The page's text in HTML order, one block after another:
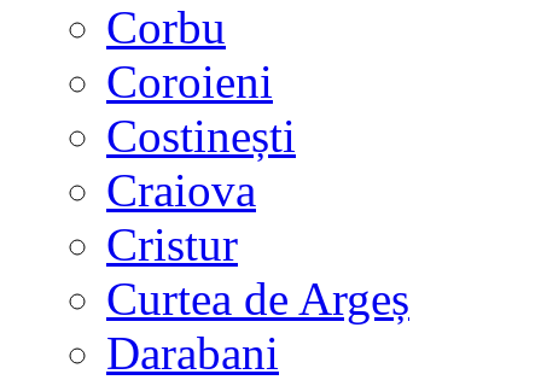
Corbu
Coroieni
Costinești
Craiova
Cristur
Curtea de Argeș
Darabani